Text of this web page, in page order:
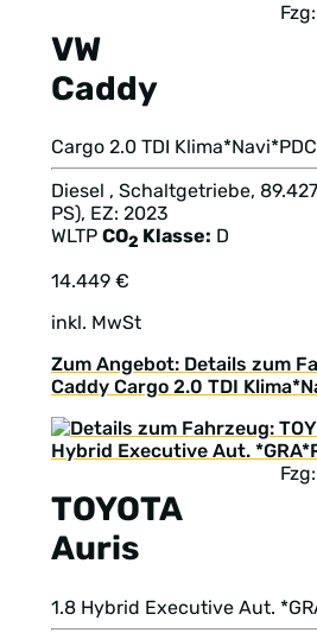
VW
Caddy
Cargo 2.0 TDI Klima*Navi*PDC
Diesel , Schaltgetriebe,
PS), EZ: 2023
WLTP CO2 Klasse: D
14.449 €
inkl. MwSt
Zum Angebot: Details zum
Caddy Cargo 2.0 TDI
TOYOTA
Auris
1.8 Hybrid Executive Aut.